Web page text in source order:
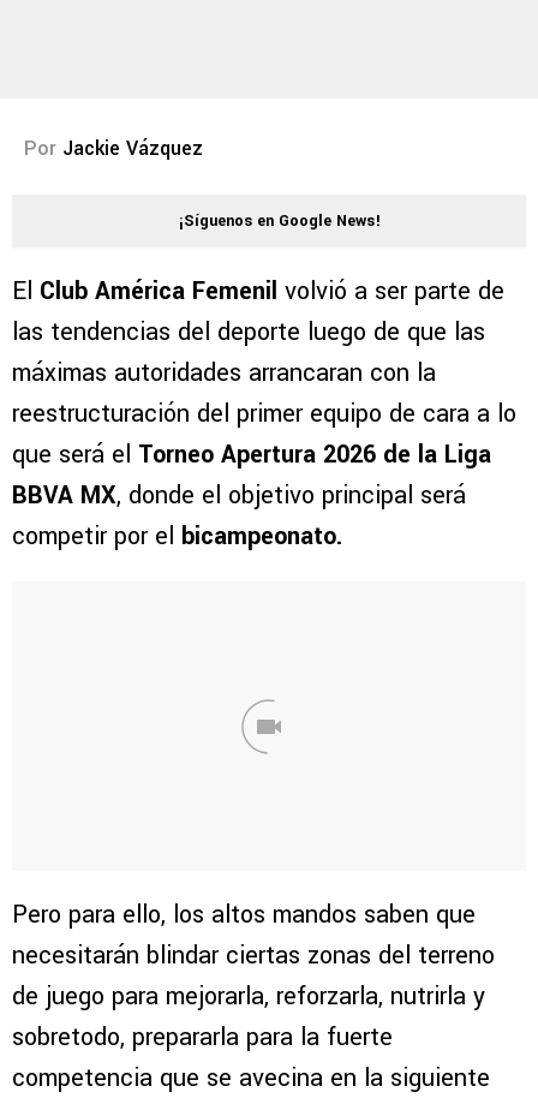
Por Jackie Vázquez
¡Síguenos en Google News!
El Club América Femenil volvió a ser parte de
las tendencias del deporte luego de que las
máximas autoridades arrancaran con la
reestructuración del primer equipo de cara a lo
que será el Torneo Apertura 2026 de la Liga
BBVA MX, donde el objetivo principal será
competir por el bicampeonato.
Pero para ello, los altos mandos saben que
necesitarán blindar ciertas zonas del terreno
de juego para mejorarla, reforzarla, nutrirla y
sobretodo, prepararla para la fuerte
competencia que se avecina en la siguiente